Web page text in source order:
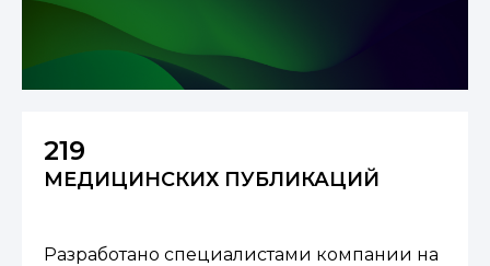
219
МЕДИЦИНСКИХ ПУБЛИКАЦИЙ
Разработано специалистами компании на